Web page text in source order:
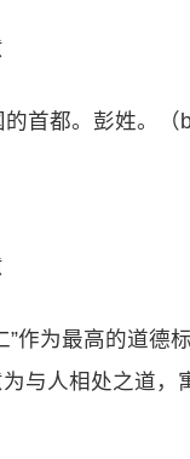
首都。彭姓。（
作为最高的道德
与人相处之道，